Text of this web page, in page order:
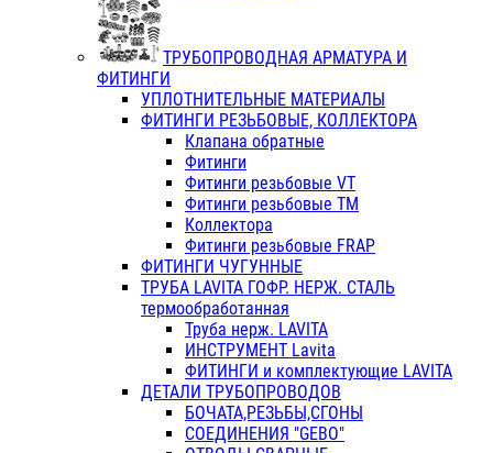
ТРУБОПРОВОДНАЯ АРМАТУРА И
ФИТИНГИ
УПЛОТНИТЕЛЬНЫЕ МАТЕРИАЛЫ
ФИТИНГИ РЕЗЬБОВЫЕ, КОЛЛЕКТОРА
Клапана обратные
Фитинги
Фитинги резьбовые VT
Фитинги резьбовые ТМ
Коллектора
Фитинги резьбовые FRAP
ФИТИНГИ ЧУГУННЫЕ
ТРУБА LAVITA ГОФР. НЕРЖ. СТАЛЬ
термообработанная
Труба нерж. LAVITA
ИНСТРУМЕНТ Lavita
ФИТИНГИ и комплектующие LAVITA
ДЕТАЛИ ТРУБОПРОВОДОВ
БОЧАТА,РЕЗЬБЫ,СГОНЫ
СОЕДИНЕНИЯ "GEBO"